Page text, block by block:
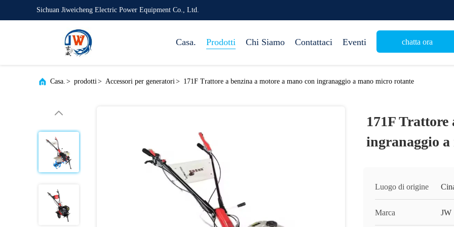
Sichuan Jiweicheng Electric Power Equipment Co., Ltd.
Casa. Prodotti Chi Siamo Contattaci Eventi chatta ora
Casa. > prodotti> Accessori per generatori> 171F Trattore a benzina a motore a mano con ingranaggio a mano micro rotante
171F Trattore
ingranaggio
Luogo di origine
Marca JW